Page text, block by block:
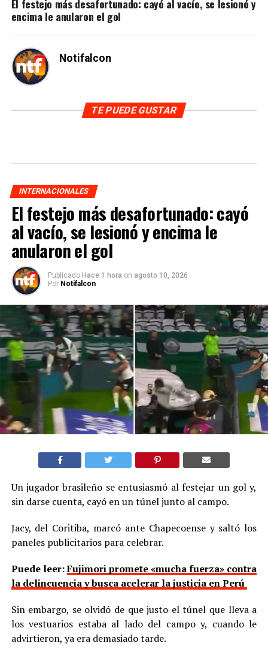
El festejo más desafortunado: cayó al vacío, se lesionó y
encima le anularon el gol
Notifalcon
TE PUEDE GUSTAR
INTERNACIONALES
El festejo más desafortunado: cayó
al vacío, se lesionó y encima le
anularon el gol
Publicado Hace 1 hora on agosto 10, 2026
Por Notifalcon
Un jugador brasileño se entusiasmó al festejar un gol y,
sin darse cuenta, cayó en un túnel junto al campo.
Jacy, del Coritiba, marcó ante Chapecoense y saltó los
paneles publicitarios para celebrar.
Puede leer:Fujimori promete «mucha fuerza» contra
la delincuencia y busca acelerar la justicia en Perú
Sin embargo, se olvidó de que justo el túnel que lleva a
los vestuarios estaba al lado del campo y, cuando le
advirtieron, ya era demasiado tarde.